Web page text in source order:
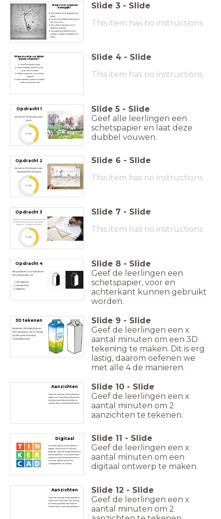
Waarom is schetsen
belangrijk?
Met schetsen zet je gedachtes op
papier.
Je kunt snel duidelijk maken hoe jij
iets voor je ziet.
Een schets is de basis voor je
definitieve ontwerp.
Door goed na te denken over je
ontwerp, voorkom je problemen en
fouten.
Slide 3 - Slide
This item has no instructions
Waar moet je op letten
bij het schetsen?
Teken met dunnen lijnen.
Teken meerdere lijnen om zo de
juiste vorm te zoeken.
Gebruik je gum niet, of zo weinig
mogelijk.
Maak meerdere schetsen en bekijk
welke jij het beste vindt.
Slide 4 - Slide
This item has no instructions
Opdracht 1
Schets in 10 minuten een
park.
8:00
Slide 5 - Slide
Geef alle leerlingen een
schetspapier en laat deze
dubbel vouwen.
Opdracht 2
Schets in 10 minuten een
kunstwerk in het park
timer
8:00
Slide 6 - Slide
This item has no instructions
Opdracht 3
Schets in 5 minuten de vormen die in jouw
moodboard het meest naar voren komen.
Minimaal : 4 vormen op je blad!
timer
5:00
Slide 7 - Slide
This item has no instructions
Opdracht 4
We proberen nu 3 manieren
van ontwerpen uit:
3D tekenen
Aanzichten
Digitaal
Slide 8 - Slide
Geef de leerlingen een
schetspapier, voor en
achterkant kunnen gebruikt
worden.
3D tekenen
Maak een 3D tekening van
een voorwerp. Let er hierbij
op dat jouw ontwerp
ruimtelijk wordt.
Slide 9 - Slide
Geef de leerlingen een x
aantal minuten om een 3D
tekening te maken. Dit is erg
lastig, daarom oefenen we
met alle 4 de manieren.
Aanzichten
Teken het voorwerp na door gebruikt te
maken van 2 aanzichten. Kies hiervoor
de meeste geschikte aanzichten en
voorkom dat je 2 keer hetzelfde tekent.
Slide 10 - Slide
Geef de leerlingen een x
aantal minuten om 2
aanzichten te tekenen.
Digitaal
Een snelle manier van 3D tekenen is
digitaal. Hiervoor kun je Tinkercad
gebruiken, maar ook Google SketchUp is
hiervoor geschikt. Je kunt printscreens
maken om verschillende aanzichten in
te leveren. Gebruik hiervoor het
'knipprogramma' op je laptop.
Slide 11 - Slide
Geef de leerlingen een x
aantal minuten om een
digitaal ontwerp te maken.
Aanzichten
Teken het voorwerp na door gebruikt te
maken van 2 aanzichten. Kies hiervoor
de meeste geschikte aanzichten en
voorkom dat je 2 keer hetzelfde tekent.
Slide 12 - Slide
Geef de leerlingen een x
aantal minuten om 2